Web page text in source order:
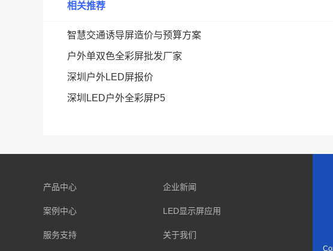
相关推荐
智慧交通诱导屏造价与预算方案
户外单双色全彩屏批发厂家
深圳户外LED屏报价
深圳LED户外全彩屏P5
产品中心 企业新闻
案例中心 LED显示屏应用
服务支持 关于我们